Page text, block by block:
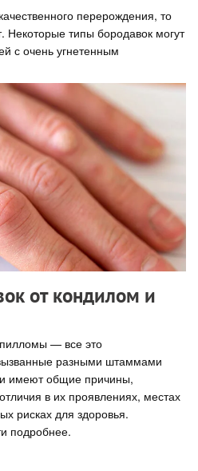
перерождения, то
Некоторые типы бородавок могут
с очень угнетенным
от кондилом и
— все это
разными штаммами
имеют общие причины,
в их проявлениях, местах
рисках для здоровья.
подробнее.